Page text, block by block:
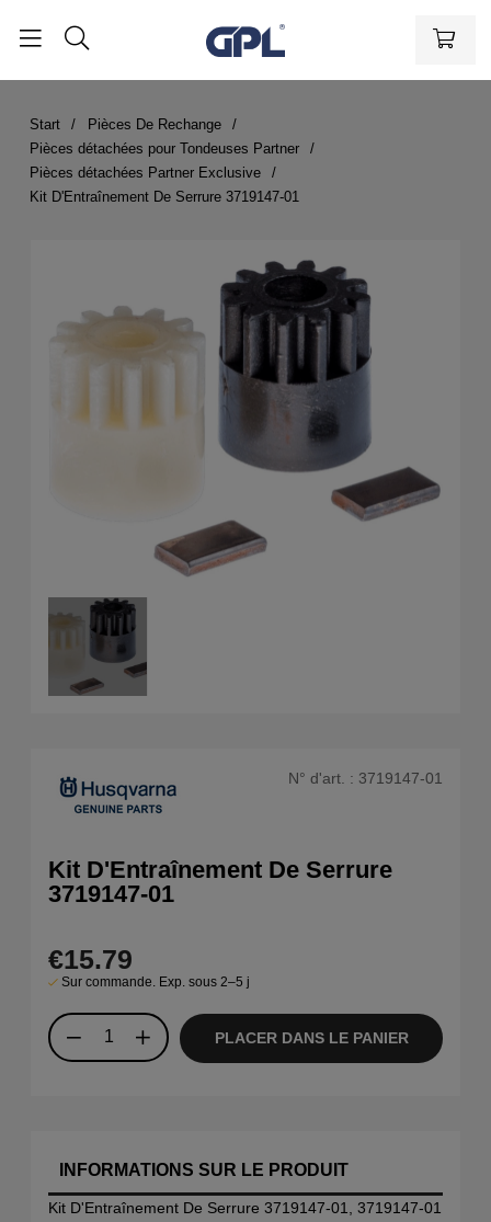
Start
Pièces De Rechange
Pièces détachées pour Tondeuses Partner
Pièces détachées Partner Exclusive
Kit D'Entraînement De Serrure 3719147-01
N° d'art. : 3719147-01
Kit D'Entraînement De Serrure
3719147-01
€15.79
Sur commande. Exp. sous 2–5 j
PLACER DANS LE PANIER
INFORMATIONS SUR LE PRODUIT
Kit D'Entraînement De Serrure 3719147-01, 3719147-01